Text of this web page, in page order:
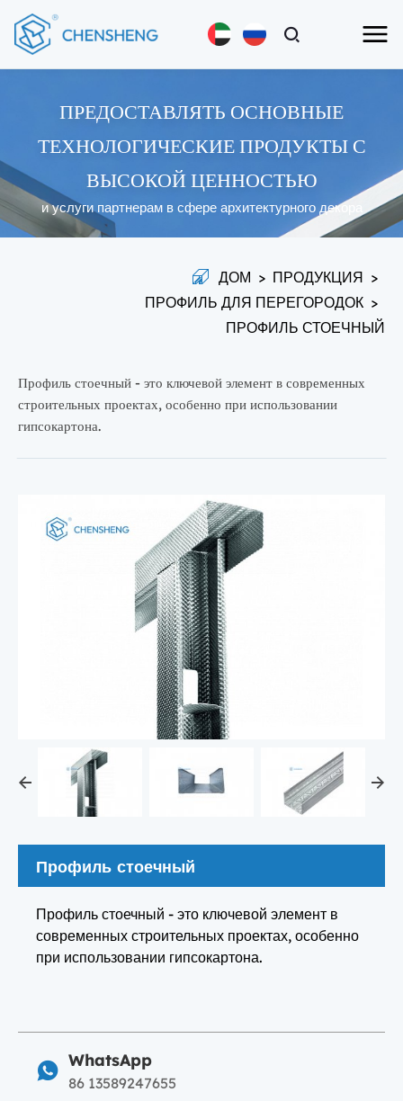
ПРЕДОСТАВЛЯТЬ ОСНОВНЫЕ
ТЕХНОЛОГИЧЕСКИЕ ПРОДУКТЫ С
ВЫСОКОЙ ЦЕННОСТЬЮ
и услуги партнерам в сфере архитектурного декора
ДОМ > ПРОДУКЦИЯ >
ПРОФИЛЬ ДЛЯ ПЕРЕГОРОДОК >
ПРОФИЛЬ СТОЕЧНЫЙ
Профиль стоечный - это ключевой элемент в современных
строительных проектах, особенно при использовании
гипсокартона.
Профиль стоечный
Профиль стоечный - это ключевой элемент в
современных строительных проектах, особенно
при использовании гипсокартона.
WhatsApp
86 13589247655